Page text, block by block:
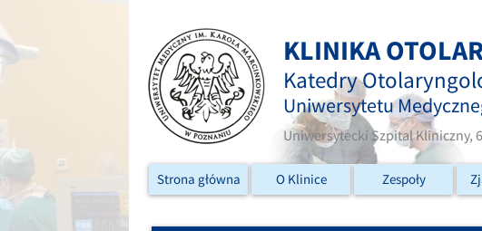
KLINIKA
Katedry
Uniwersytetu
Uniwersytecki Szpital Kliniczny,
Strona główna O Klinice Zespoły